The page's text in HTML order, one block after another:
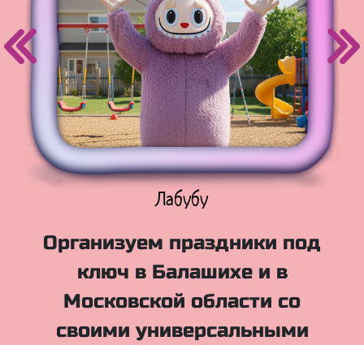
Куклы Лол
Организуем праздники под
ключ в Балашихе и в
Московской области со
своими универсальными